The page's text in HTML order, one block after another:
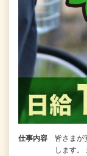
仕事内容
皆さまが
します。